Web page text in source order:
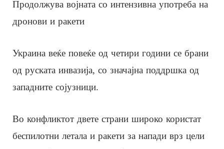
Продолжува војната со интензивна употреба на
дронови и ракети
Украина веќе повеќе од четири години се брани
од руската инвазија, со значајна поддршка од
западните сојузници.
Во конфликтот двете страни широко користат
беспилотни летала и ракети за напади врз цели